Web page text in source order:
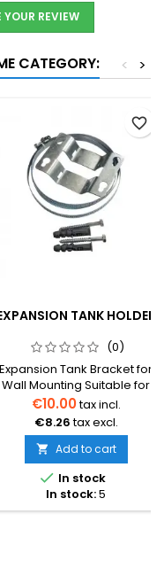
YOUR REVIEW
CATEGORY: >
<
TANK HOLDER
(0)
Expansion Tank Bracket for
Wall Mounting Suitable for
tanks up to 35 liters.
€10.00tax incl.
€8.26tax excl.
 Add to cart
 In stock
In stock:5
favorite_border